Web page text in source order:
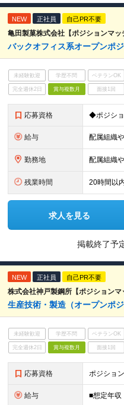
NEW 正社員 自己PR不要
亀田製菓株式会社【ポジションマッ
バックオフィス系オープンポ
未経験歓迎 学歴不問 ベテランOK
完全週休2日 賞与複数月 面接1回
応募資格
給与
勤務地
残業時間 20時間以
求人を見る
掲載終了予
NEW 正社員 自己PR不要
株式会社神戸製鋼所【ポジションマ
生産技術・製造（オープンポジ
未経験歓迎 学歴不問 ベテランOK
完全週休2日 賞与複数月 面接1回
応募資格
給与